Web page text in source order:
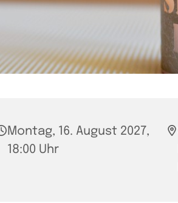
Montag, 16. August 2027,
18:00 Uhr